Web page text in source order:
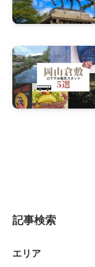
記事検索
エリア